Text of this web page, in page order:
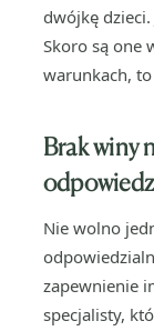
dwójkę
Skoro są one
warunkach,
Brak winy
Nie wolno
zapewnienie
specjalisty,